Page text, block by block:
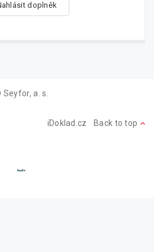
doplněk
a. s.
iDoklad.cz Back to top